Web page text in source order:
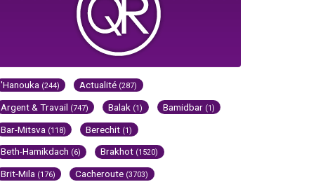
'Hanouka (244) Actualité (287)
Argent & Travail (747) Balak (1) Bamidbar (1)
Bar-Mitsva (118) Berechit (1)
Beth-Hamikdach (6) Brakhot (1520)
Brit-Mila (176) Cacheroute (3703)